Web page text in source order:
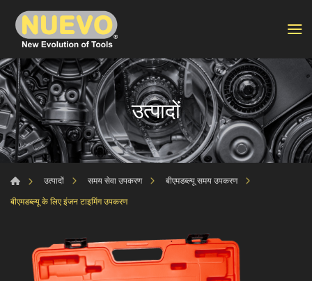
उत्पादों
उत्पादों समय सेवा उपकरण
बीएमडब्ल्यू समय उपकरण
बीएमडब्ल्यू के लिए इंजन टाइमिंग उपकरण